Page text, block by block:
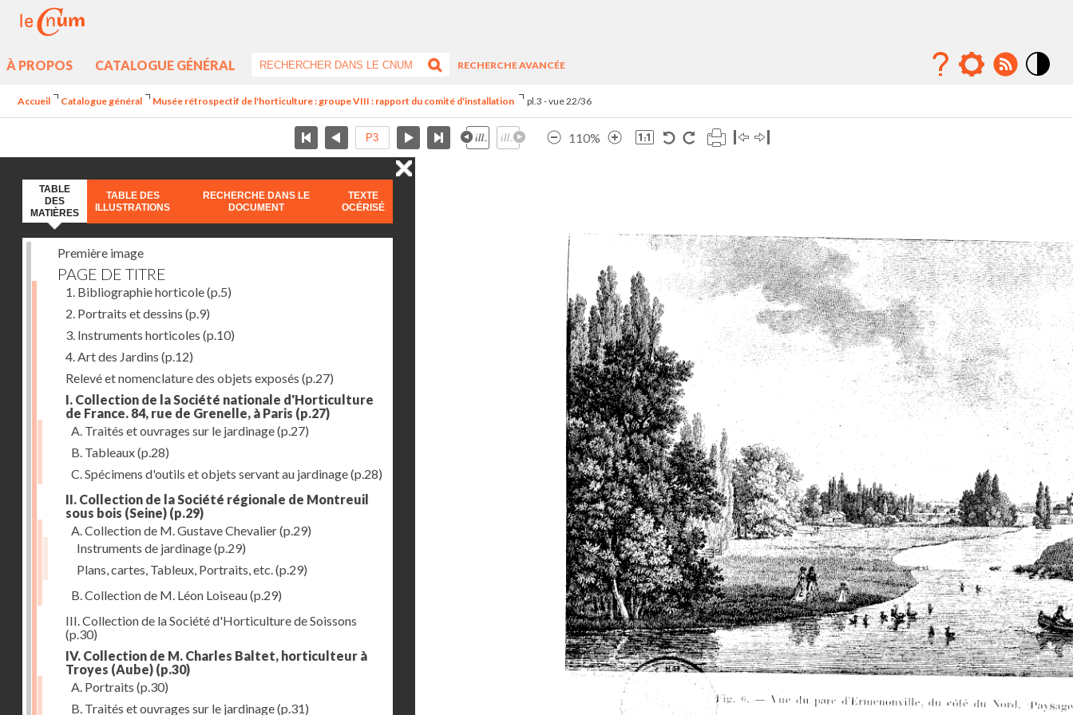
À PROPOS CATALOGUE GÉNÉRAL
RECHERCHE AVANCÉE
Accueil Catalogue général Musée rétrospectif de l'horticulture : groupe VIII : rapport du comité d'installation pl.3 - vue 22/36
110%
TABLE
DES
MATIÈRES
TABLE DES
ILLUSTRATIONS
RECHERCHE DANS LE
DOCUMENT
TEXTE
OCÉRISÉ
Première image
PAGE DE TITRE
1. Bibliographie horticole(p.5)
2. Portraits et dessins (p.9)
3. Instruments horticoles (p.10)
4. Art des Jardins (p.12)
Relevé et nomenclature des objets exposés (p.27)
I. Collection de la Société nationale d'Horticulture
de France. 84, rue de Grenelle, à Paris (p.27)
A. Traités et ouvrages sur le jardinage(p.27)
B. Tableaux(p.28)
C. Spécimens d'outils et objets servant au jardinage(p.28)
II. Collection de la Société régionale de Montreuil
sous bois (Seine) (p.29)
A. Collection de M. Gustave Chevalier(p.29)
Instruments de jardinage(p.29)
Plans, cartes, Tableux, Portraits, etc.(p.29)
B. Collection de M. Léon Loiseau(p.29)
III. Collection de la Société d'Horticulture de Soissons
(p.30)
IV. Collection de M. Charles Baltet, horticulteur à
Troyes (Aube) (p.30)
A. Portraits (p.30)
B. Traités et ouvrages sur le jardinage(p.31)